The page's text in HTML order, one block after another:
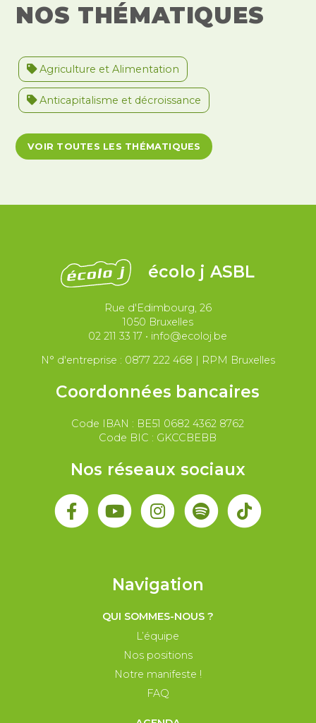
NOS THÉMATIQUES
Agriculture et Alimentation
Anticapitalisme et décroissance
Antiracisme et décolonisation
Antivalidisme Climat et environnement
Justice et violences policières
Migrations et asile
Paix et droit international
VOIR TOUTES LES THÉMATIQUES
écolo j ASBL
Rue d'Edimbourg, 26
1050 Bruxelles
02 211 33 17 • info@ecoloj.be
N° d'entreprise : 0877 222 468 | RPM Bruxelles
Coordonnées bancaires
Code IBAN : BE51 0682 4362 8762
Code BIC : GKCCBEBB
Nos réseaux sociaux
Navigation
QUI SOMMES-NOUS ?
L’équipe
Nos positions
Notre manifeste !
FAQ